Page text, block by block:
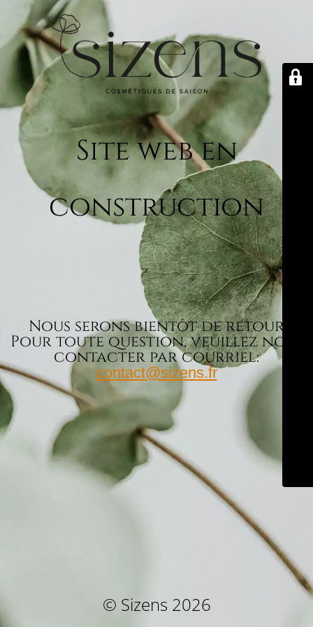
Site web en
construction
Nous serons bientôt de retour
Pour toute question, veuillez nous
contacter par courriel:
contact@sizens.fr
© Sizens 2026